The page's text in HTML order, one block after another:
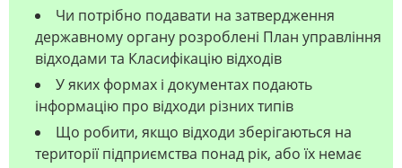
Чи потрібно подавати на затвердження
державному органу розроблені План управління
відходами та Класифікацію відходів
У яких формах і документах подають
інформацію про відходи різних типів
Що робити, якщо відходи зберігаються на
території підприємства понад рік, або їх немає